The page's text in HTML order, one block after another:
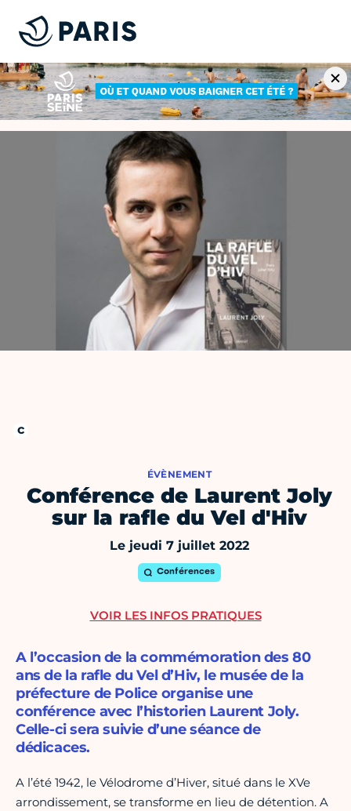
ÉVÈNEMENT
Conférence de Laurent Joly
sur la rafle du Vel d'Hiv
Le jeudi 7 juillet 2022
Conférences
A l’occasion de la commémoration des 80
ans de la rafle du Vel d’Hiv, le musée de la
préfecture de Police organise une
conférence avec l’historien Laurent Joly.
Celle-ci sera suivie d’une séance de
dédicaces.
A l’été 1942, le Vélodrome d’Hiver, situé dans le XVe
arrondissement, se transforme en lieu de détention. A
VOIR LES INFOS PRATIQUES